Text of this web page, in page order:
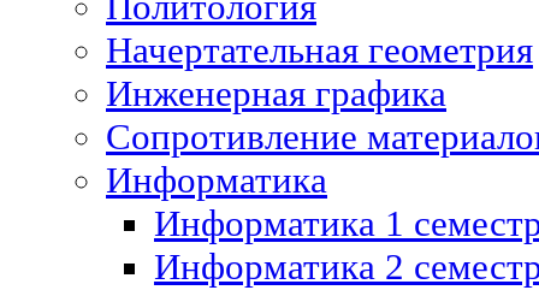
Начертательная геометрия
Инженерная графика
Сопротивление
Информатика
Информатика 1
Информатика 2